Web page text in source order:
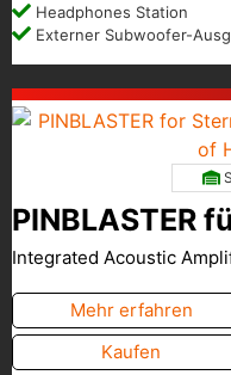
Headphones Station
Externer Subwoofer-
PINBLASTER
Integrated Acoustic
Mehr erfahren
Kaufen